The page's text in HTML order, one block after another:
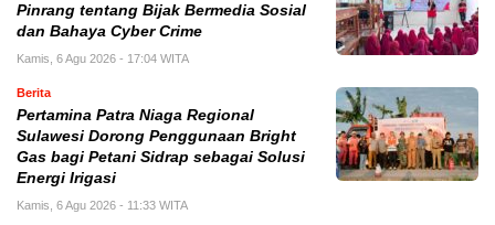
Pinrang tentang Bijak Bermedia Sosial
dan Bahaya Cyber Crime
Kamis, 6 Agu 2026 - 17:04 WITA
Berita
Pertamina Patra Niaga Regional
Sulawesi Dorong Penggunaan Bright
Gas bagi Petani Sidrap sebagai Solusi
Energi Irigasi
Kamis, 6 Agu 2026 - 11:33 WITA